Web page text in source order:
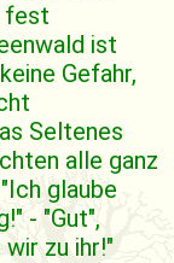
fest
ist
Gefahr,
Seltenes
alle ganz
glaube
- "Gut",
zu ihr!"